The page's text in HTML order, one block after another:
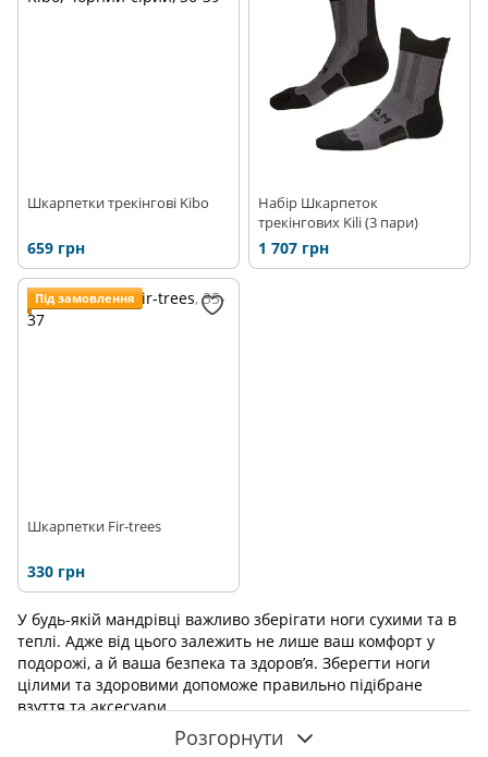
Шкарпетки трекінгові Kibo
659 грн
Набір Шкарпеток
трекінгових Kili (3 пари)
1 707 грн
Під замовлення
Шкарпетки Fir-trees
330 грн
У будь-якій мандрівці важливо зберігати ноги сухими та в
теплі. Адже від цього залежить не лише ваш комфорт у
подорожі, а й ваша безпека та здоров’я. Зберегти ноги
цілими та здоровими допоможе правильно підібране
взуття та аксесуари.
Як підібрати захист для ніг та взуття у
Розгорнути